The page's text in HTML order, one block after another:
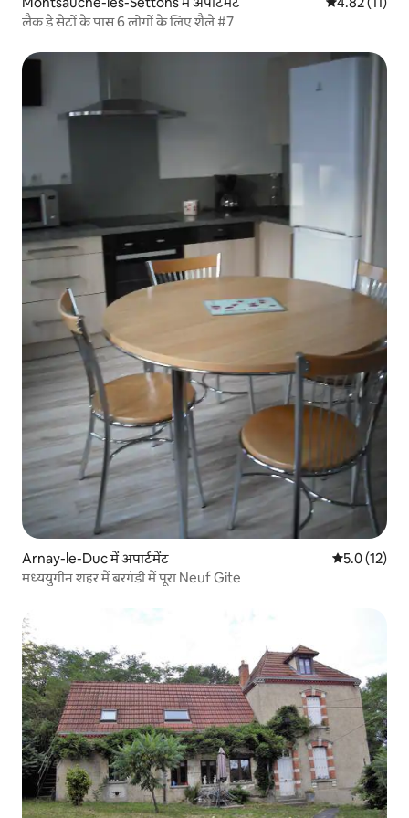
लैक डे सेटों के पास 6 लोगों के लिए शैले #7
Arnay-le-Duc में अपार्टमेंट औसत रेटिंग 5
5.0 (12)
मध्ययुगीन शहर में बरगंडी में पूरा Neuf Gite